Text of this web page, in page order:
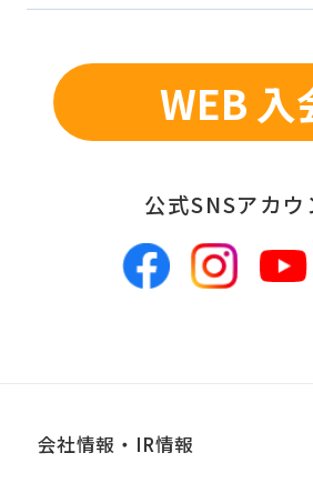
WEB 入
公式SNSアカウ
会社情報・IR情報